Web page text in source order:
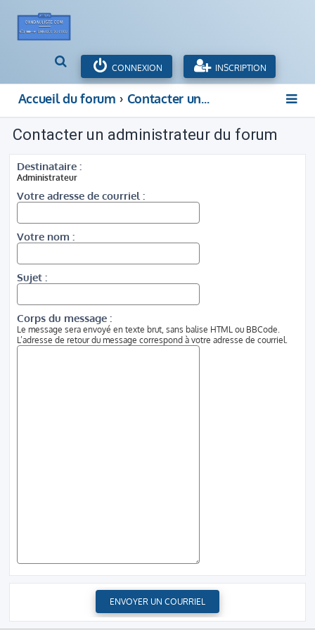
h
e
r
e
CONNEXION INSCRIPTION
Accueil du forum Contacter un administrateur du forum
Contacter un administrateur du forum
Destinataire :
Administrateur
Votre adresse de courriel :
Votre nom :
Sujet :
Corps du message :
Le message sera envoyé en texte brut, sans balise HTML ou BBCode.
L’adresse de retour du message correspond à votre adresse de courriel.